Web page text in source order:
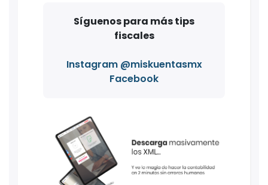
Síguenos para más tips
fiscales
Instagram @miskuentasmx
Facebook